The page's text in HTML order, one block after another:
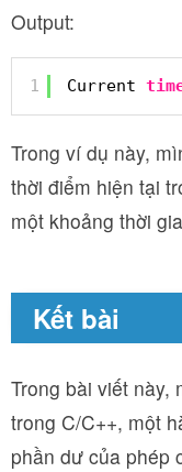
Output:
1 Current
Trong ví dụ này,
thời điểm hiện tại
một khoảng thời
Kết bài
Trong bài viết này,
trong C/C++, một
phần dư của phép